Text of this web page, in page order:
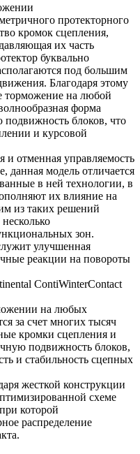
протекторного
кромок сцепления,
их часть
буквально
под большим
Благодаря этому
торможение на любой
форма
подвижность блоков, что
и курсовой
и отменная управляемость
модель отличается
в ней технологии, в
их влияние на
из таких решений
зон.
улучшенная
реакции на повороты
ContiWinterContact
на любых
за счет многих тысяч
кромки сцепления и
подвижность блоков,
и стабильность сцепных
жесткой конструкции
схеме
которой
распределение